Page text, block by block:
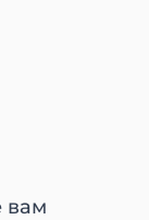
вам